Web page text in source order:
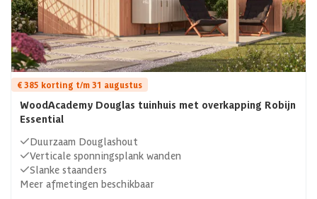
€ 385 korting t/m 31 augustus
WoodAcademy Douglas tuinhuis met overkapping Robijn
Essential
Duurzaam Douglashout
Verticale sponningsplank wanden
Slanke staanders
Meer afmetingen beschikbaar